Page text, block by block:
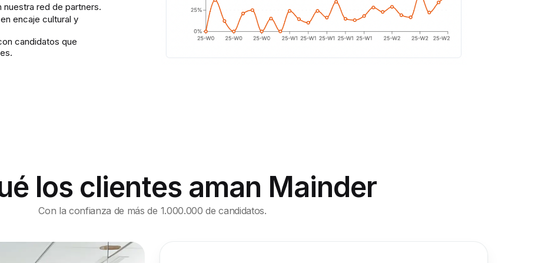
red de partners.
encaje cultural y
candidatos que
los clientes aman Mainder
Con la confianza de más de 1.000.000 de candidatos.